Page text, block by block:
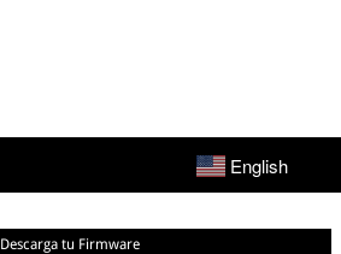
English
Descarga tu Firmware